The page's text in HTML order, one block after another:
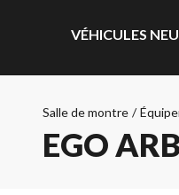
VÉHICULES
Salle de montre /
EGO